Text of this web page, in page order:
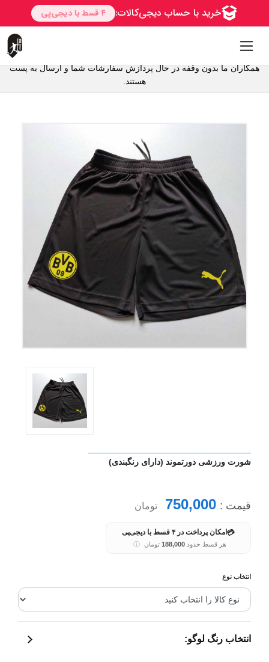
همکاران ما بدون وقفه در حال پردازش سفارشات شما و ارسال به پست
هستند.
شورت ورزشی دورتموند (دارای رنگبندی)
قیمت : 750,000 تومان
💳 امکان پرداخت در ۴ قسط با دیجی‌پی
هر قسط حدود188,000 تومان ⓘ
انتخاب نوع
انتخاب رنگ لوگو: